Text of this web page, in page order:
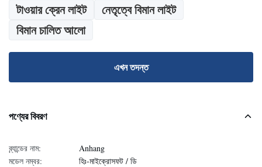
টাওয়ার ক্রেন লাইট
নেতৃত্বে বিমান লাইট
বিমান চালিত আলো
এখন তদন্ত
পণ্যের বিবরণ
ব্র্যান্ডের নাম:
Anhang
মডেল নম্বর:
হিঃ-মাইক্রোসফট / ডি